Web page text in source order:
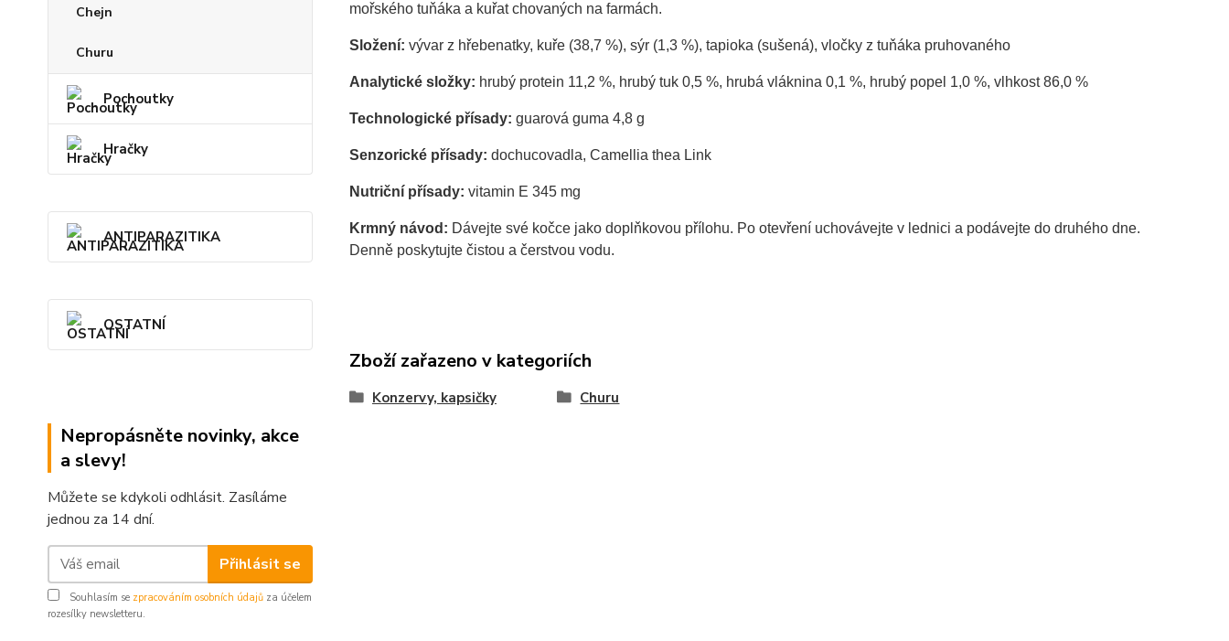
Chejn
Churu
Pochoutky
Hračky
ANTIPARAZITIKA
OSTATNÍ
Nepropásněte novinky, akce
a slevy!
Můžete se kdykoli odhlásit. Zasíláme
jednou za 14 dní.
Přihlásit se
Souhlasím se zpracováním osobních údajů za účelem
rozesílky newsletteru.
mořského tuňáka a kuřat chovaných na farmách.
Složení: vývar z hřebenatky, kuře (38,7 %), sýr (1,3 %), tapioka (sušená), vločky z tuňáka pruhovaného
Analytické složky: hrubý protein 11,2 %, hrubý tuk 0,5 %, hrubá vláknina 0,1 %, hrubý popel 1,0 %, vlhkost 86,0 %
Technologické přísady: guarová guma 4,8 g
Senzorické přísady: dochucovadla, Camellia thea Link
Nutriční přísady: vitamin E 345 mg
Krmný návod: Dávejte své kočce jako doplňkovou přílohu. Po otevření uchovávejte v lednici a podávejte do druhého dne.
Denně poskytujte čistou a čerstvou vodu.
Zboží zařazeno v kategoriích
Konzervy, kapsičky Churu